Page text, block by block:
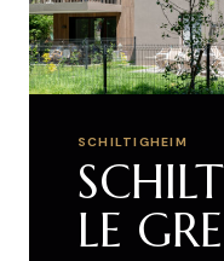
SCHILTIGHEIM
LE